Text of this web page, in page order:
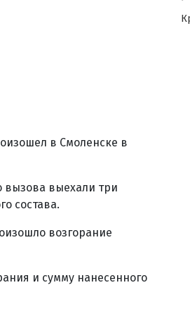
в Смоленске в
вызова выехали три
состава.
возгорание
и сумму нанесенного